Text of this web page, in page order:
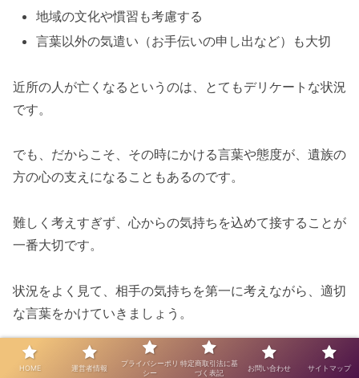
地域の文化や慣習も考慮する
言葉以外の気遣い（お手伝いの申し出など）も大切
近所の人が亡くなるというのは、とてもデリケートな状況
です。
でも、だからこそ、その時にかける言葉や態度が、遺族の
方の心の支えになることもあるのです。
難しく考えすぎず、心からの気持ちを込めて接することが
一番大切です。
状況をよく見て、相手の気持ちを第一に考えながら、適切
な言葉をかけていきましょう。
そうすることで、悲しみの中にある人の心に、少しでも温
HOME 運営者情報
プライバシーポリ
シー
特定商取引法に基
づく表記
お問い合わせ サイトマップ